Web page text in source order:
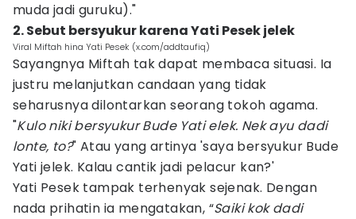
muda jadi guruku)."
2. Sebut bersyukur karena Yati Pesek jelek
Viral Miftah hina Yati Pesek (x.com/addtaufiq)
Sayangnya Miftah tak dapat membaca situasi. Ia
justru melanjutkan candaan yang tidak
seharusnya dilontarkan seorang tokoh agama.
"Kulo niki bersyukur Bude Yati elek. Nek ayu dadi
lonte, to?" Atau yang artinya 'saya bersyukur Bude
Yati jelek. Kalau cantik jadi pelacur kan?'
Yati Pesek tampak terhenyak sejenak. Dengan
nada prihatin ia mengatakan, “Saiki kok dadi